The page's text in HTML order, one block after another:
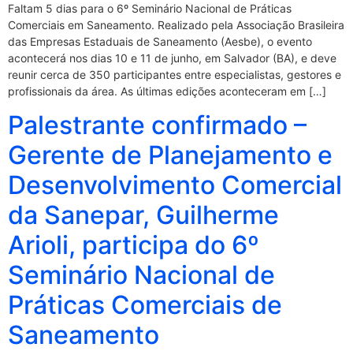
Faltam 5 dias para o 6º Seminário Nacional de Práticas
Comerciais em Saneamento. Realizado pela Associação Brasileira
das Empresas Estaduais de Saneamento (Aesbe), o evento
acontecerá nos dias 10 e 11 de junho, em Salvador (BA), e deve
reunir cerca de 350 participantes entre especialistas, gestores e
profissionais da área. As últimas edições aconteceram em […]
Palestrante confirmado –
Gerente de Planejamento e
Desenvolvimento Comercial
da Sanepar, Guilherme
Arioli, participa do 6º
Seminário Nacional de
Práticas Comerciais de
Saneamento